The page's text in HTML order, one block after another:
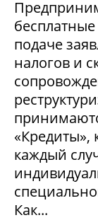
подаче
налогов и
«Кредиты»,
каждый
Как...